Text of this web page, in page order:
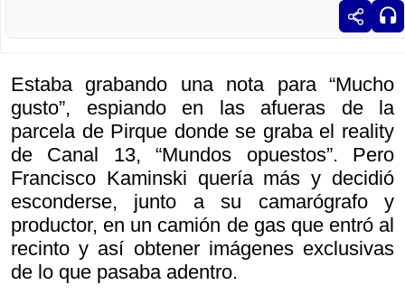
Estaba grabando una nota para “Mucho
gusto”, espiando en las afueras de la
parcela de Pirque donde se graba el reality
de Canal 13, “Mundos opuestos”. Pero
Francisco Kaminski quería más y decidió
esconderse, junto a su camarógrafo y
productor, en un camión de gas que entró al
recinto y así obtener imágenes exclusivas
de lo que pasaba adentro.